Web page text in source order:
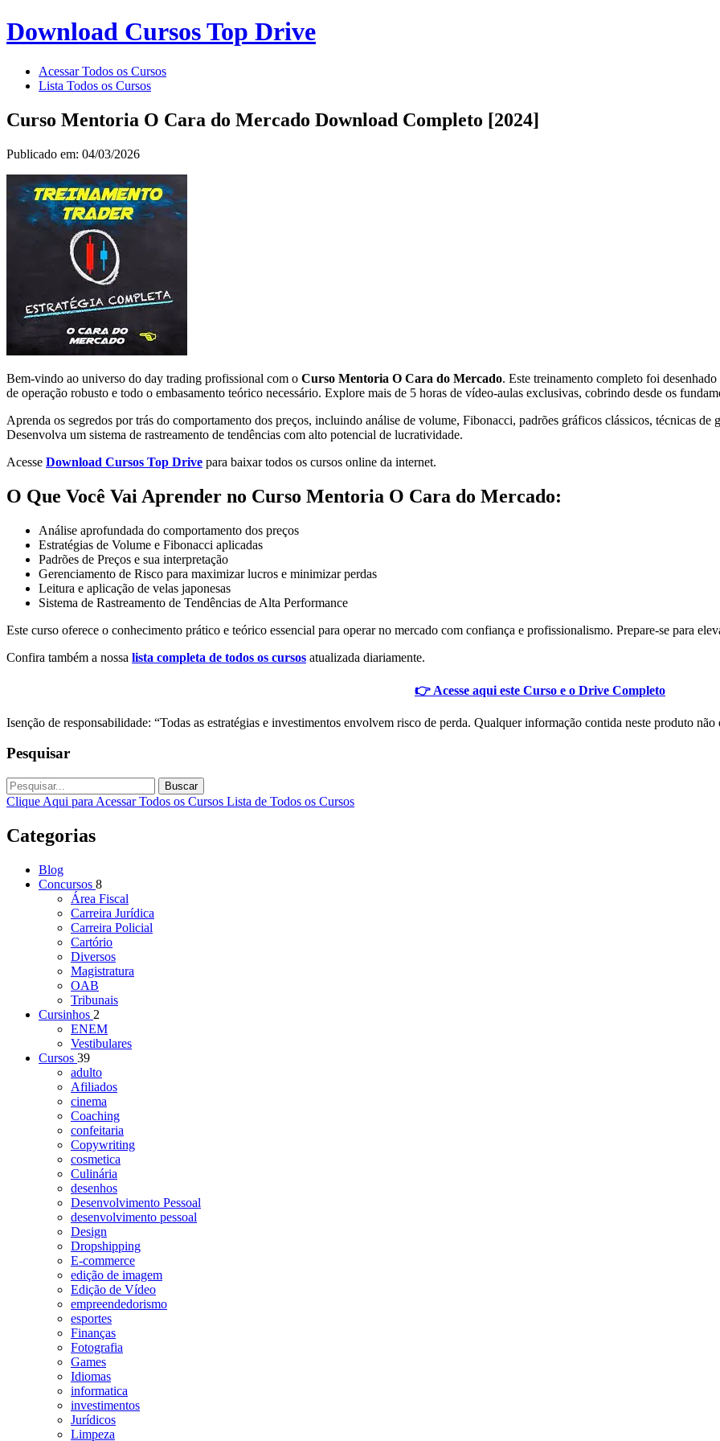
Download Cursos Top Drive
Acessar Todos os Cursos
Lista Todos os Cursos
Curso Mentoria O Cara do Mercado Download Completo [2024]
Publicado em: 04/03/2026
Bem-vindo ao universo do day trading profissional com o Curso Mentoria O Cara do Mercado. Este treinamento completo foi
de operação robusto e todo o embasamento teórico necessário. Explore mais de 5 horas de vídeo-aulas exclusivas, cobrindo desde os
Aprenda os segredos por trás do comportamento dos preços, incluindo análise de volume, Fibonacci, padrões gráficos clássicos, técnicas de
Desenvolva um sistema de rastreamento de tendências com alto potencial de lucratividade.
Acesse Download Cursos Top Drive para baixar todos os cursos online da internet.
O Que Você Vai Aprender no Curso Mentoria O Cara do Mercado:
Análise aprofundada do comportamento dos preços
Estratégias de Volume e Fibonacci aplicadas
Padrões de Preços e sua interpretação
Gerenciamento de Risco para maximizar lucros e minimizar perdas
Leitura e aplicação de velas japonesas
Sistema de Rastreamento de Tendências de Alta Performance
Este curso oferece o conhecimento prático e teórico essencial para operar no mercado com confiança e profissionalismo. Prepare-se para
Confira também a nossa lista completa de todos os cursos atualizada diariamente.
👉 Acesse aqui este Curso e o Drive Completo
Isenção de responsabilidade: “Todas as estratégias e investimentos envolvem risco de perda. Qualquer informação contida neste produto
Pesquisar
Buscar
Clique Aqui para Acessar Todos os Cursos Lista de Todos os Cursos
Categorias
Blog
Concursos 8
Área Fiscal
Carreira Jurídica
Carreira Policial
Cartório
Diversos
Magistratura
OAB
Tribunais
Cursinhos 2
ENEM
Vestibulares
Cursos 39
adulto
Afiliados
cinema
Coaching
confeitaria
Copywriting
cosmetica
Culinária
desenhos
Desenvolvimento Pessoal
desenvolvimento pessoal
Design
Dropshipping
E-commerce
edição de imagem
Edição de Vídeo
empreendedorismo
esportes
Finanças
Fotografia
Games
Idiomas
informatica
investimentos
Jurídicos
Limpeza